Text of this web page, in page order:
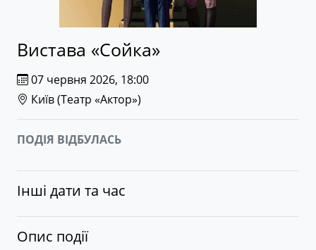
Вистава «Сойка»
07 червня 2026, 18:00
Київ (Театр «Актор»)
ПОДІЯ ВІДБУЛАСЬ
Інші дати та час
Опис події